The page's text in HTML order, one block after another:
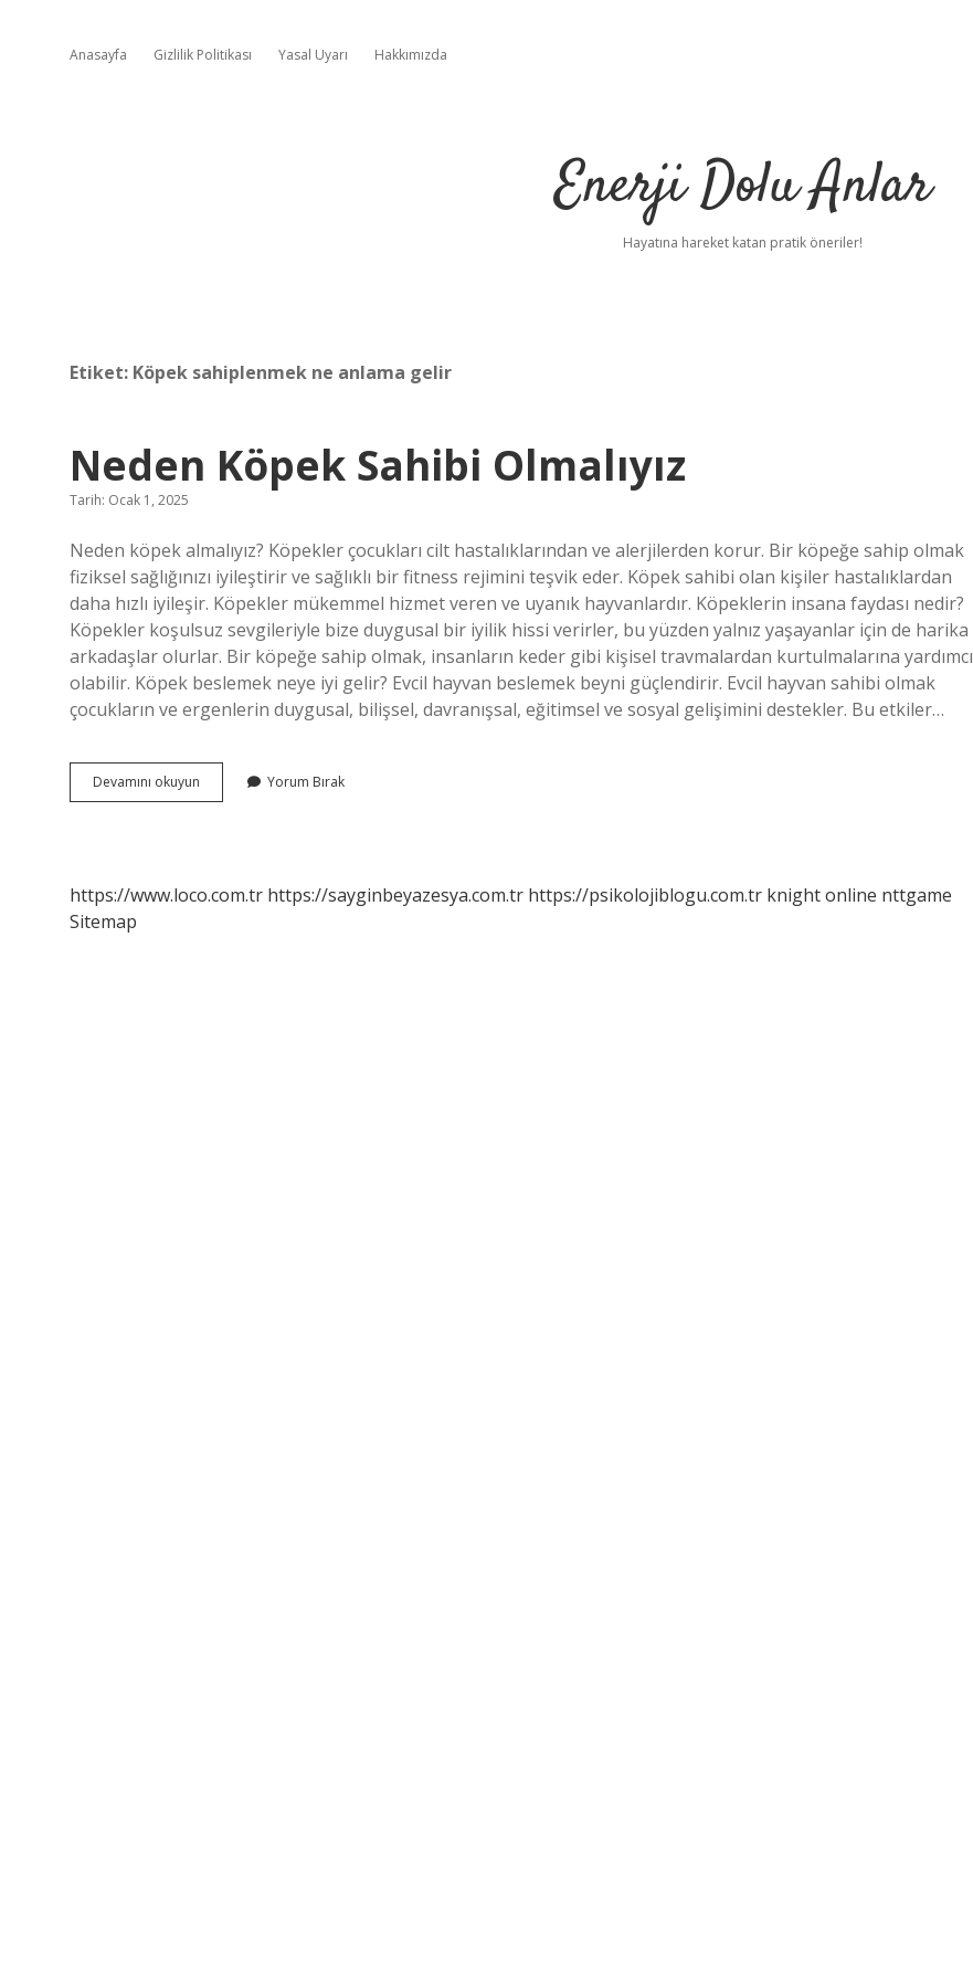
Anasayfa Gizlilik Politikası Yasal Uyarı Hakkımızda
Enerji Dolu Anlar
Hayatına hareket katan pratik öneriler!
Etiket: Köpek sahiplenmek ne anlama gelir
Neden Köpek Sahibi Olmalıyız
Tarih: Ocak 1, 2025
Neden köpek almalıyız? Köpekler çocukları cilt hastalıklarından ve alerjilerden korur. Bir köpeğe sahip olmak
fiziksel sağlığınızı iyileştirir ve sağlıklı bir fitness rejimini teşvik eder. Köpek sahibi olan kişiler hastalıklardan
daha hızlı iyileşir. Köpekler mükemmel hizmet veren ve uyanık hayvanlardır. Köpeklerin insana faydası nedir?
Köpekler koşulsuz sevgileriyle bize duygusal bir iyilik hissi verirler, bu yüzden yalnız yaşayanlar için de harika
arkadaşlar olurlar. Bir köpeğe sahip olmak, insanların keder gibi kişisel travmalardan kurtulmalarına yardımcı
olabilir. Köpek beslemek neye iyi gelir? Evcil hayvan beslemek beyni güçlendirir. Evcil hayvan sahibi olmak
çocukların ve ergenlerin duygusal, bilişsel, davranışsal, eğitimsel ve sosyal gelişimini destekler. Bu etkiler…
Devamını okuyun
Köpek
Yorum Bırak
https://www.loco.com.tr https://sayginbeyazesya.com.tr https://psikolojiblogu.com.tr knight online nttgame
Sitemap